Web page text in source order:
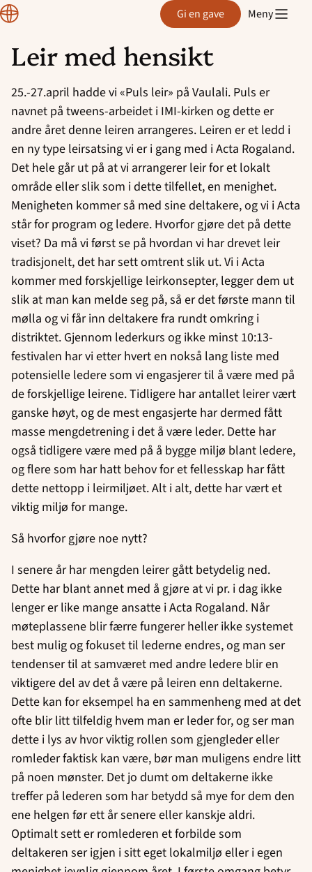
Hopp
innhold
Region
Rogaland Gi en gave Meny
Leir med hensikt
25.-27.april hadde vi «Puls leir» på Vaulali. Puls er
navnet på tweens-arbeidet i IMI-kirken og dette er
andre året denne leiren arrangeres. Leiren er et ledd i
en ny type leirsatsing vi er i gang med i Acta Rogaland.
Det hele går ut på at vi arrangerer leir for et lokalt
område eller slik som i dette tilfellet, en menighet.
Menigheten kommer så med sine deltakere, og vi i Acta
står for program og ledere. Hvorfor gjøre det på dette
viset? Da må vi først se på hvordan vi har drevet leir
tradisjonelt, det har sett omtrent slik ut. Vi i Acta
kommer med forskjellige leirkonsepter, legger dem ut
slik at man kan melde seg på, så er det første mann til
mølla og vi får inn deltakere fra rundt omkring i
distriktet. Gjennom lederkurs og ikke minst 10:13-
festivalen har vi etter hvert en nokså lang liste med
potensielle ledere som vi engasjerer til å være med på
de forskjellige leirene. Tidligere har antallet leirer vært
ganske høyt, og de mest engasjerte har dermed fått
masse mengdetrening i det å være leder. Dette har
også tidligere være med på å bygge miljø blant ledere,
og flere som har hatt behov for et fellesskap har fått
dette nettopp i leirmiljøet. Alt i alt, dette har vært et
viktig miljø for mange.
Så hvorfor gjøre noe nytt?
I senere år har mengden leirer gått betydelig ned.
Dette har blant annet med å gjøre at vi pr. i dag ikke
lenger er like mange ansatte i Acta Rogaland. Når
møteplassene blir færre fungerer heller ikke systemet
best mulig og fokuset til lederne endres, og man ser
tendenser til at samværet med andre ledere blir en
viktigere del av det å være på leiren enn deltakerne.
Dette kan for eksempel ha en sammenheng med at det
ofte blir litt tilfeldig hvem man er leder for, og ser man
dette i lys av hvor viktig rollen som gjengleder eller
romleder faktisk kan være, bør man muligens endre litt
på noen mønster. Det jo dumt om deltakerne ikke
treffer på lederen som har betydd så mye for dem den
ene helgen før ett år senere eller kanskje aldri.
Optimalt sett er romlederen et forbilde som
deltakeren ser igjen i sitt eget lokalmiljø eller i egen